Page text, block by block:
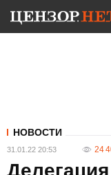
НОВОСТИ
31.01.22 20:53 24